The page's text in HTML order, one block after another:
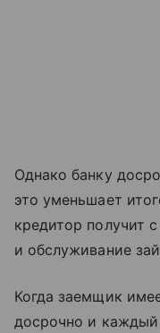
Однако банку
это уменьшает
кредитор получит
и обслуживание
Когда заемщик
досрочно и каждый